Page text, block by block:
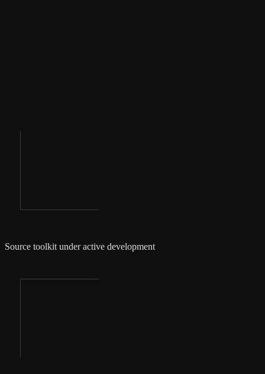
Source toolkit under active development